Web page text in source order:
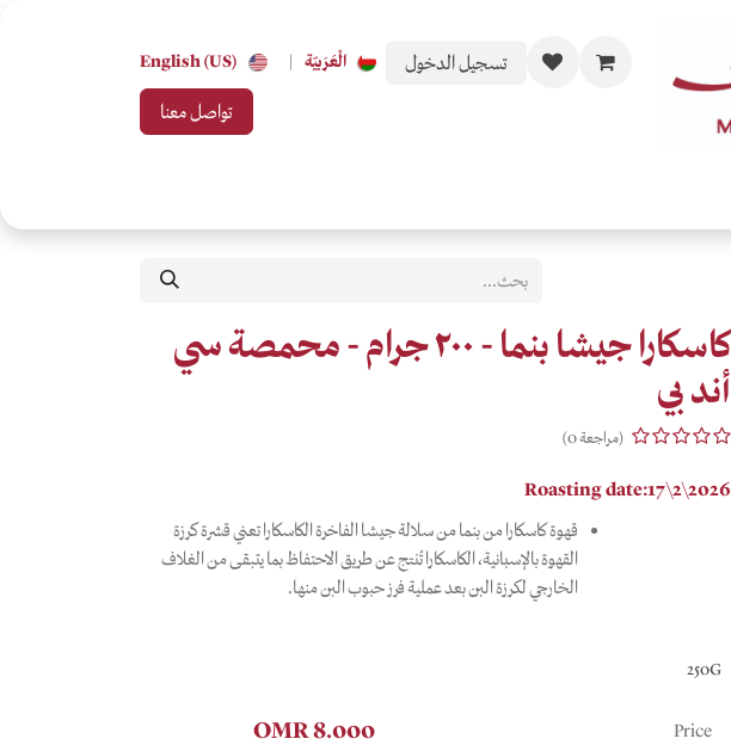
تسجيل الدخول الْعَرَبيّة |
English (US)
تواصل معنا
كاسكارا جيشا بنما - ٢٠٠ جرام - محمصة سي
أند بي
(مراجعة 0)
Roasting date:17\2\2026
قهوة كاسكارا من بنما من سلالة جيشا الفاخرة الكاسكارا تعني قشرة كرزة
القهوة بالإسبانية، الكاسكارا تُنتج عن طريق الاحتفاظ بما يتبقى من الغلاف
الخارجي لكرزة البن بعد عملية فرز حبوب البن منها.
250G
Price
8.000